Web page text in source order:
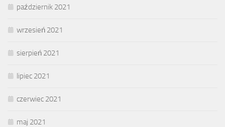
październik 2021
wrzesień 2021
sierpień 2021
lipiec 2021
czerwiec 2021
maj 2021